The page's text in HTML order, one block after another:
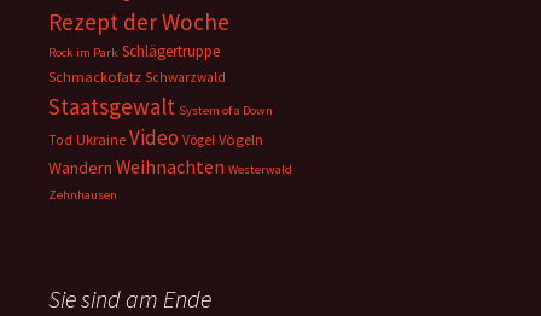
Rezept der Woche
Rock im Park Schlägertruppe
Schmackofatz Schwarzwald
Staatsgewalt System of a Down
Tod Ukraine Video Vögel Vögeln
Wandern Weihnachten Westerwald
Zehnhausen
Sie sind am Ende